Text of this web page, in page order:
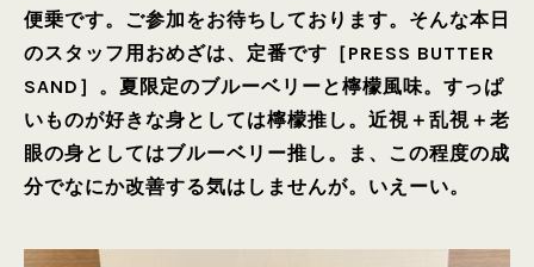
便乗です。ご参加をお待ちしております。そんな本日
のスタッフ用おめざは、定番です［PRESS BUTTER
SAND］。夏限定のブルーベリーと檸檬風味。すっぱ
いものが好きな身としては檸檬推し。近視＋乱視＋老
眼の身としてはブルーベリー推し。ま、この程度の成
分でなにか改善する気はしませんが。いえーい。